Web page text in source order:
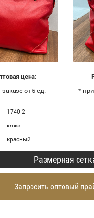
цена:
от 5 ед.
* при
1740-2
кожа
красный
Размерная
Запросить оптовый